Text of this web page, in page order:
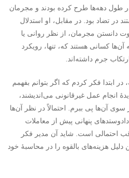
طول دهه‌ها طرح کرده بودند و مجرمان
در تضاد بود. در مقابل، او استدلال
دانستن مجرمان، از نظر روانی یا
کسانی هستند که، تنها، رویکرد
جرم داشته‌اند.
ابتدا فکر کردم که اگر بتوانم بفهمم
انجام عمل غیرقانونی می‌اندیشند،
آن‌ها پی ببرم. احتمالاً در نظر آن‌ها
پنهانی پیش از معاملات
احتمالی است. شاید آن مدیر فکر
هزینه‌های بالقوه را در محاسبۀ خود